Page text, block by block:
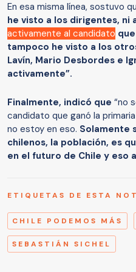
En esa misma línea, sostuvo
he visto a los dirigentes, ni
activamente al candidato
tampoco he visto a los
Lavín, Mario Desbordes e
activamente”.
Finalmente, indicó que “no
candidato que ganó la
no estoy en eso. Solamente
chilenos, la población, es
en el futuro de Chile y eso
ETIQUETAS DE ESTA
CHILE PODEMOS MÁS
SEBASTIÁN SICHEL